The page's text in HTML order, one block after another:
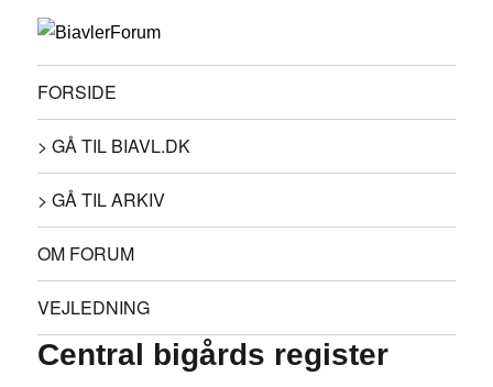
FORSIDE
> GÅ TIL BIAVL.DK
> GÅ TIL ARKIV
OM FORUM
VEJLEDNING
Central bigårds register